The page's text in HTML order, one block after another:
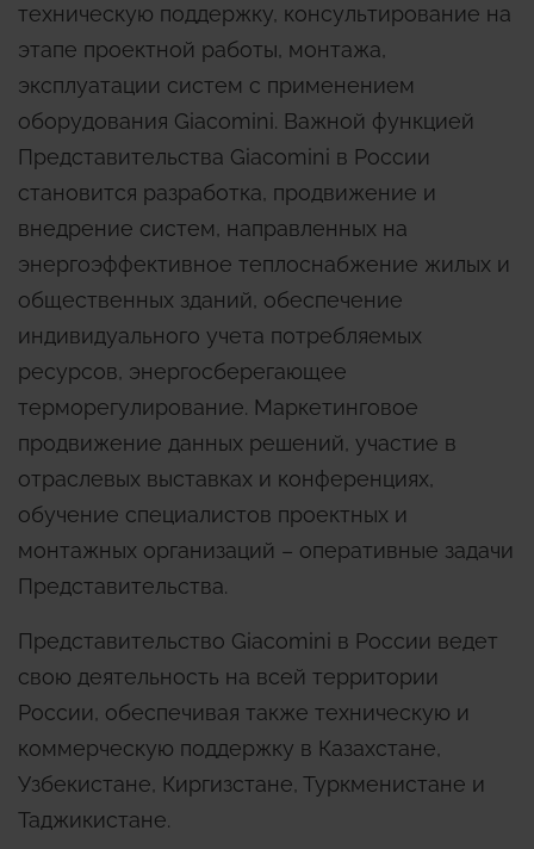
техническую поддержку, консультирование на
этапе проектной работы, монтажа,
эксплуатации систем с применением
оборудования Giacomini. Важной функцией
Представительства Giacomini в России
становится разработка, продвижение и
внедрение систем, направленных на
энергоэффективное теплоснабжение жилых и
общественных зданий, обеспечение
индивидуального учета потребляемых
ресурсов, энергосберегающее
терморегулирование. Маркетинговое
продвижение данных решений, участие в
отраслевых выставках и конференциях,
обучение специалистов проектных и
монтажных организаций – оперативные задачи
Представительства.
Представительство Giacomini в России ведет
свою деятельность на всей территории
России, обеспечивая также техническую и
коммерческую поддержку в Казахстане,
Узбекистане, Киргизстане, Туркменистане и
Таджикистане.